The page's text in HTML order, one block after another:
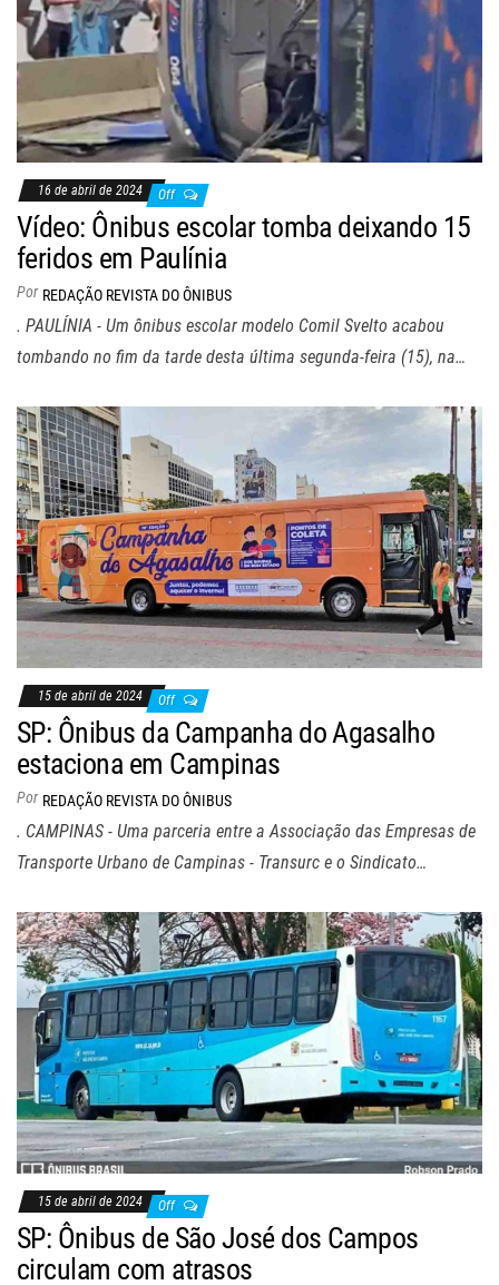
16 de abril de 2024 Off
Vídeo: Ônibus escolar tomba deixando 15
feridos em Paulínia
Por REDAÇÃO REVISTA DO ÔNIBUS
. PAULÍNIA - Um ônibus escolar modelo Comil Svelto acabou
tombando no fim da tarde desta última segunda-feira (15), na…
15 de abril de 2024 Off
SP: Ônibus da Campanha do Agasalho
estaciona em Campinas
Por REDAÇÃO REVISTA DO ÔNIBUS
. CAMPINAS - Uma parceria entre a Associação das Empresas de
Transporte Urbano de Campinas - Transurc e o Sindicato…
15 de abril de 2024 Off
SP: Ônibus de São José dos Campos
circulam com atrasos